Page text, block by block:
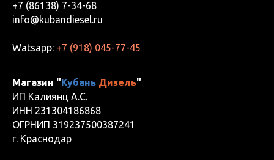
+7 (86138) 7-34-68
info@kubandiesel.ru
Watsapp: +7 (918) 045-77-45
Магазин "Кубань Дизель"
ИП Калиянц А.С.
ИНН 231304186868
ОГРНИП 319237500387241
г. Краснодар